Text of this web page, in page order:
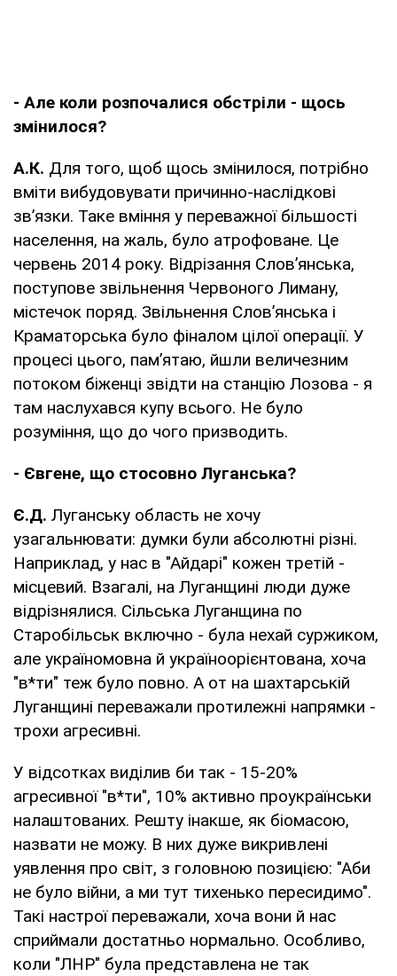
- Але коли розпочалися обстріли - щось
змінилося?
А.К. Для того, щоб щось змінилося, потрібно
вміти вибудовувати причинно-наслідкові
зв’язки. Таке вміння у переважної більшості
населення, на жаль, було атрофоване. Це
червень 2014 року. Відрізання Слов’янська,
поступове звільнення Червоного Лиману,
містечок поряд. Звільнення Слов’янська і
Краматорська було фіналом цілої операції. У
процесі цього, пам’ятаю, йшли величезним
потоком біженці звідти на станцію Лозова - я
там наслухався купу всього. Не було
розуміння, що до чого призводить.
- Євгене, що стосовно Луганська?
Є.Д. Луганську область не хочу
узагальнювати: думки були абсолютні різні.
Наприклад, у нас в "Айдарі" кожен третій -
місцевий. Взагалі, на Луганщині люди дуже
відрізнялися. Сільська Луганщина по
Старобільськ включно - була нехай суржиком,
але україномовна й україноорієнтована, хоча
"в*ти" теж було повно. А от на шахтарській
Луганщині переважали протилежні напрямки -
трохи агресивні.
У відсотках виділив би так - 15-20%
агресивної "в*ти", 10% активно проукраїнськи
налаштованих. Решту інакше, як біомасою,
назвати не можу. В них дуже викривлені
уявлення про світ, з головною позицією: "Аби
не було війни, а ми тут тихенько пересидимо".
Такі настрої переважали, хоча вони й нас
сприймали достатньо нормально. Особливо,
коли "ЛНР" була представлена не так